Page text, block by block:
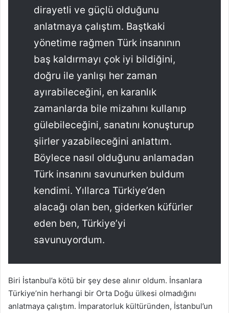
dirayetli ve güçlü olduğunu
anlatmaya çalıştım. Baştkaki
yönetime rağmen Türk insanının
baş kaldırmayı çok iyi bildiğini,
doğru ile yanlışı her zaman
ayırabileceğini, en karanlık
zamanlarda bile mizahını kullanıp
gülebileceğini, sanatını konuşturup
şiirler yazabileceğini anlattım.
Böylece nasıl olduğunu anlamadan
Türk insanını savunurken buldum
kendimi. Yıllarca Türkiye’den
alacağı olan ben, giderken küfürler
eden ben, Türkiye’yi
savunuyordum.
Biri İstanbul’a kötü bir şey dese alınır oldum. İnsanlara
Türkiye’nin herhangi bir Orta Doğu ülkesi olmadığını
anlatmaya çalıştım. İmparatorluk kültüründen, İstanbul’un